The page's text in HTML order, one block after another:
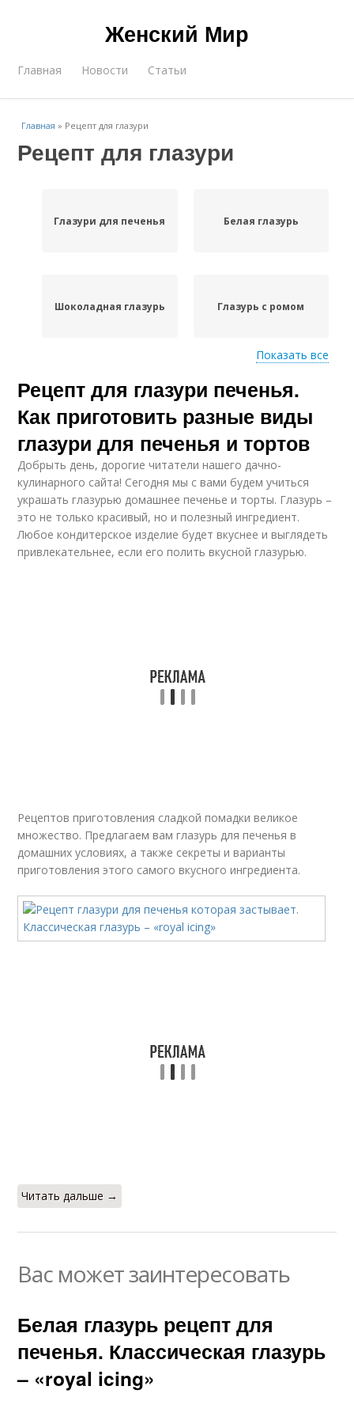
Женский Мир
Главная Новости Статьи
Главная » Рецепт для глазури
Рецепт для глазури
Глазури для печенья Белая глазурь
Шоколадная глазурь Глазурь с ромом
Белковая глазурь Глазурь из ирисок
Классическая глазурь Сахарная глазурь
Кексы в сахарной
Глазури для
Показать все
Рецепт для глазури печенья.
Как приготовить разные виды
глазури для печенья и тортов
Добрыть день, дорогие читатели нашего дачно-
кулинарного сайта! Сегодня мы с вами будем учиться
украшать глазурью домашнее печенье и торты. Глазурь –
это не только красивый, но и полезный ингредиент.
Любое кондитерское изделие будет вкуснее и выглядеть
привлекательнее, если его полить вкусной глазурью.
Рецептов приготовления сладкой помадки великое
множество. Предлагаем вам глазурь для печенья в
домашних условиях, а также секреты и варианты
приготовления этого самого вкусного ингредиента.
Читать дальше →
Вас может заинтересовать
Белая глазурь рецепт для
печенья. Классическая глазурь
– «royal icing»